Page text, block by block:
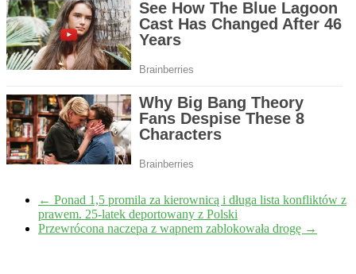
← Ponad 1,5 promila za kierownicą i długa lista konfliktów z
prawem. 25-latek deportowany z Polski
Przewrócona naczepa z wapnem zablokowała drogę →